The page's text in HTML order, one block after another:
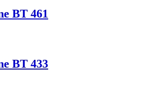
BT 461
BT 433